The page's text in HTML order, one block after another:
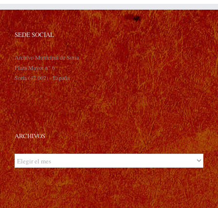
SEDE SOCIAL
Archivo Municipal de Soria
Plaza Mayor n° 6
Soria (42.002) - España
ARCHIVOS
Archivos